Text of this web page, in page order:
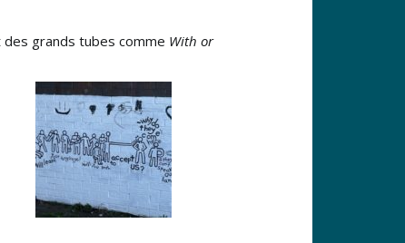
grands tubes comme With or